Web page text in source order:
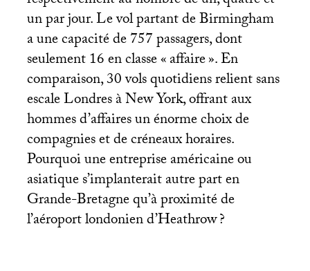
un par jour. Le vol partant de Birmingham
a une capacité de 757 passagers, dont
seulement 16 en classe «affaire». En
comparaison, 30 vols quotidiens relient sans
escale Londres à New York, offrant aux
hommes d’affaires un énorme choix de
compagnies et de créneaux horaires.
Pourquoi une entreprise américaine ou
asiatique s’implanterait autre part en
Grande-Bretagne qu’à proximité de
l’aéroport londonien d’Heathrow?